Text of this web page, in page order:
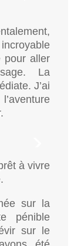
pour aller
La
J’ai
à vivre
sur la
pénible
sur le